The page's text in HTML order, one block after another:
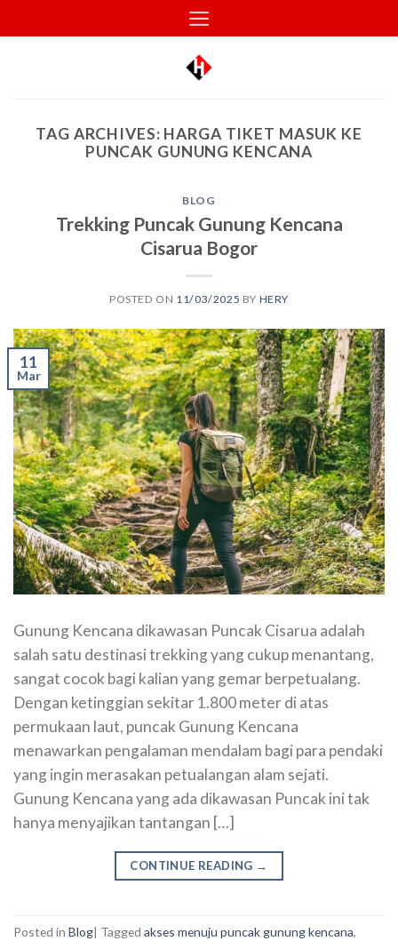
to
TAG ARCHIVES: HARGA TIKET MASUK KE
PUNCAK GUNUNG KENCANA
BLOG
Trekking Puncak Gunung Kencana
Cisarua Bogor
POSTED ON 11/03/2025 BY HERY
11
Mar
Gunung Kencana dikawasan Puncak Cisarua adalah
salah satu destinasi trekking yang cukup menantang,
sangat cocok bagi kalian yang gemar berpetualang.
Dengan ketinggian sekitar 1.800 meter di atas
permukaan laut, puncak Gunung Kencana
menawarkan pengalaman mendalam bagi para pendaki
yang ingin merasakan petualangan alam sejati.
Gunung Kencana yang ada dikawasan Puncak ini tak
hanya menyajikan tantangan […]
CONTINUE READING →
Posted in Blog| Tagged akses menuju puncak gunung kencana,